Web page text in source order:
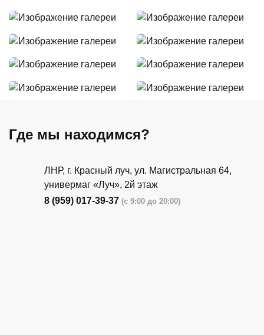
Где мы находимся?
ЛНР, г. Красный луч, ул. Магистральная 64,
универмаг «Луч», 2й этаж
8 (959) 017-39-37 (с 9:00 до 20:00)